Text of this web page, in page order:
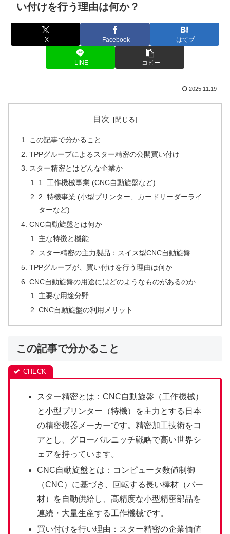
い付けを行う理由は何か？
X Facebook はてブ
LINE コピー
2025.11.19
目次
この記事で分かること
TPPグループによるスター精密の公開買い付け
スター精密とはどんな企業か
1. 工作機械事業 (CNC自動旋盤など)
2. 特機事業 (小型プリンター、カードリーダーライ
ターなど)
CNC自動旋盤とは何か
主な特徴と機能
スター精密の主力製品：スイス型CNC自動旋盤
TPPグループが、買い付けを行う理由は何か
CNC自動旋盤の用途にはどのようなものがあるのか
主要な用途分野
CNC自動旋盤の利用メリット
この記事で分かること
スター精密とは：CNC自動旋盤（工作機械）
と小型プリンター（特機）を主力とする日本
の精密機器メーカーです。精密加工技術をコ
アとし、グローバルニッチ戦略で高い世界シ
ェアを持っています。
CNC自動旋盤とは：コンピュータ数値制御
（CNC）に基づき、回転する長い棒材（バー
材）を自動供給し、高精度な小型精密部品を
連続・大量生産する工作機械です。
買い付けを行い理由：スター精密の企業価値